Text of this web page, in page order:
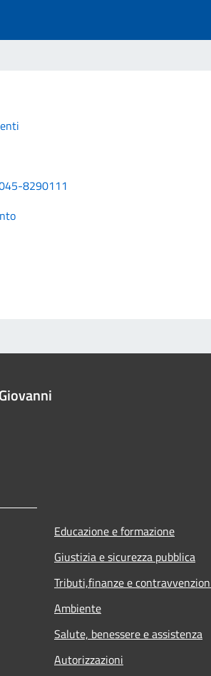
8290111
Educazione e formazione
Giustizia e sicurezza pubblica
Tributi,finanze e
Ambiente
Salute, benessere e assistenza
Autorizzazioni